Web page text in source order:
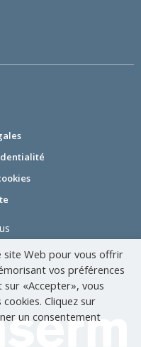
site Web pour vous offrir
vos préférences
«Accepter», vous
Cliquez sur
un consentement